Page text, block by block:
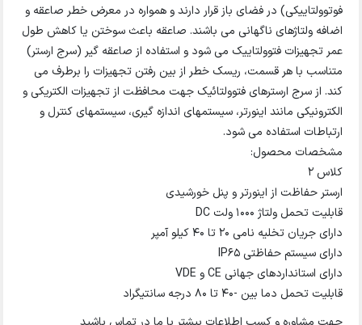
فوتوولتاییکی) در فضای باز قرار دارند و همواره در معرض خطر صاعقه و
اضافه ولتاژهای ناگهانی می باشند. صاعقه باعث سوختن یا کاهش طول
عمر تجهیزات فتوولتاییک می شود و استفاده از صاعقه گیر (سرج ارستر)
متناسب با هر قسمت، ریسک خطر از بین رفتن تجهیزات را برطرف می
کند. از سرج ارسترهای فتوولتائیک جهت محافظت از تجهیزات الکتریکی و
الکترونیکی مانند اینورتر، سیستمهای اندازه گیری، سیستمهای کنترل و
ارتباطات استفاده می شود.
مشخصات محصول:
کلاس ۲
ارستر حفاظت از اینورتر و پنل خورشیدی
قابلیت تحمل ولتاژ 1000 ولت DC
دارای جریان تخلیه نامی ۲۰ تا ۴۰ کیلو آمپر
دارای سیستم حفاظتی IP65
دارای استانداردهای جهانی CE و VDE
قابلیت تحمل دما بین -۴۰ تا ۸۰ درجه سانتیگراد